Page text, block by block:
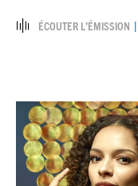
ÉCOUTER L’ÉMISSION